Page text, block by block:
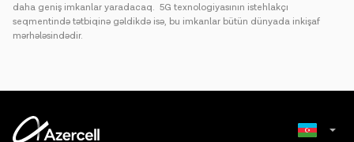
daha geniş imkanlar yaradacaq. 5G texnologiyasının istehlakçı
seqmentində tətbiqinə gəldikdə isə, bu imkanlar bütün dünyada inkişaf
mərhələsindədir.